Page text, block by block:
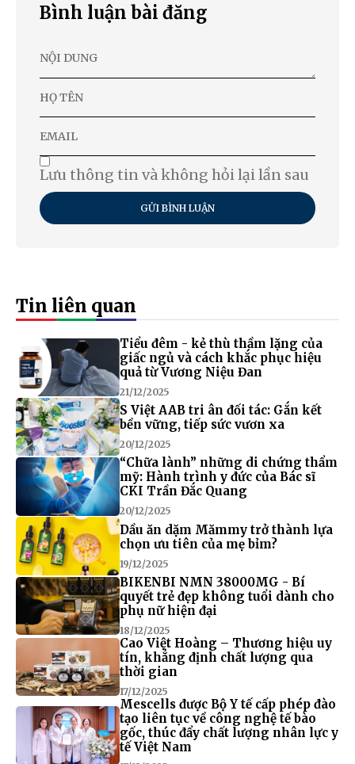
Bình luận bài đăng
Lưu thông tin và không hỏi lại lần sau
GỬI BÌNH LUẬN
Tin liên quan
Tiểu đêm - kẻ thù thầm lặng của
giấc ngủ và cách khắc phục hiệu
quả từ Vương Niệu Đan
21/12/2025
S Việt AAB tri ân đối tác: Gắn kết
bền vững, tiếp sức vươn xa
20/12/2025
“Chữa lành” những di chứng thẩm
mỹ: Hành trình y đức của Bác sĩ
CKI Trần Đắc Quang
20/12/2025
Dầu ăn dặm Mămmy trở thành lựa
chọn ưu tiên của mẹ bỉm?
19/12/2025
BIKENBI NMN 38000MG - Bí
quyết trẻ đẹp không tuổi dành cho
phụ nữ hiện đại
18/12/2025
Cao Việt Hoàng – Thương hiệu uy
tín, khẳng định chất lượng qua
thời gian
17/12/2025
Mescells được Bộ Y tế cấp phép đào
tạo liên tục về công nghệ tế bào
gốc, thúc đẩy chất lượng nhân lực y
tế Việt Nam